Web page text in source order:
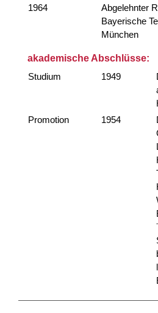
1964
Abgelehnter
Bayerische
München
akademische Abschlüsse:
Studium
1949
Promotion
1954